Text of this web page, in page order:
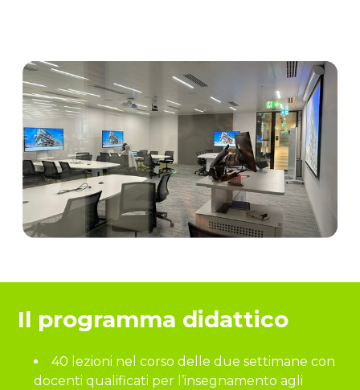
Il programma didattico
40 lezioni nel corso delle due settimane con
docenti qualificati per l’insegnamento agli